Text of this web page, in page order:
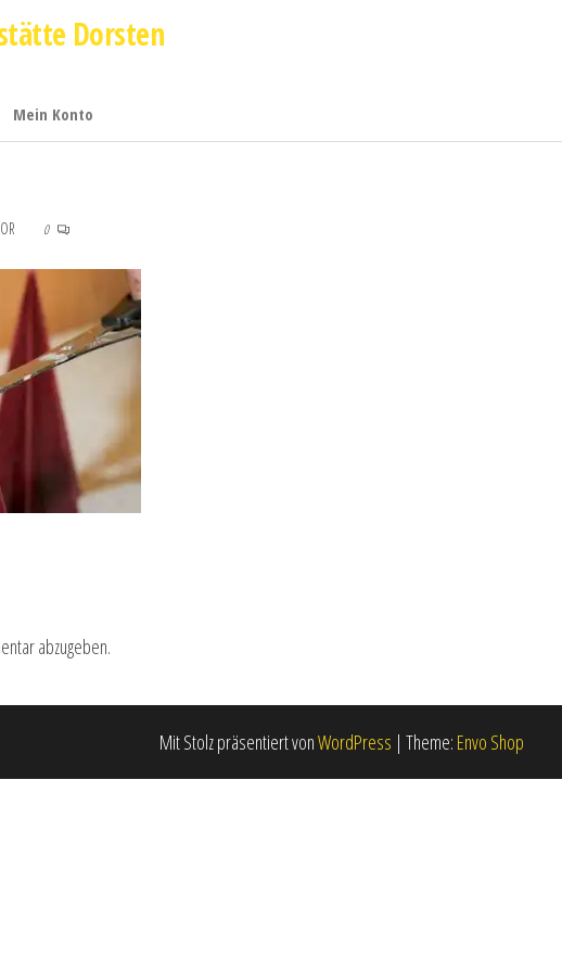
Dorsten
Mein Konto
0
abzugeben.
Mit Stolz präsentiert vonWordPress | Theme: Envo Shop